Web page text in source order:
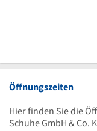
Öffnungszeiten
Hier finden Sie die
Schuhe GmbH & Co.